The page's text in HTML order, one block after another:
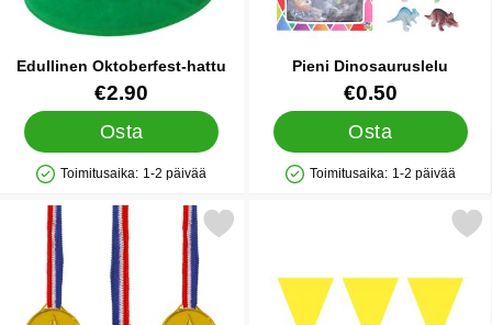
Edullinen Oktoberfest-hattu
Tuote.nro 13215
€2.90
Osta
Saatavuus: Varastossa
Toimitusaika: 1-2 päivää
Pieni Dinosauruslelu
Tuote.nro 32753
€0.50
Osta
Saatavuus: Varastossa
Toimitusaika: 1-2 päivää
Merkitse kultamitali Muovi suosikiksiMerkitse viirinauha